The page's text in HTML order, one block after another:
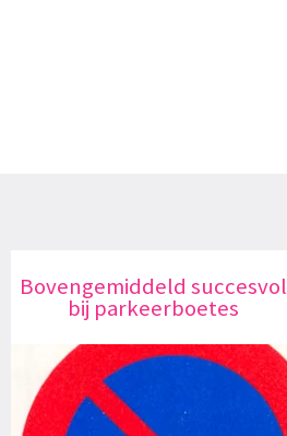
Bovengemiddeld succesvol
bij parkeerboetes